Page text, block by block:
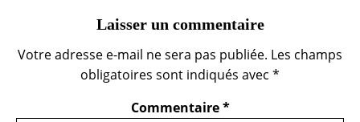
Laisser un commentaire
Votre adresse e-mail ne sera pas publiée. Les champs
obligatoires sont indiqués avec *
Commentaire*